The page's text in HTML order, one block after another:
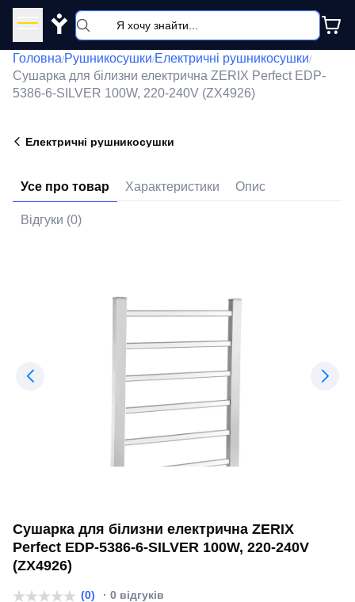
Y
Головна/Рушникосушки/Електричні рушникосушки/
Сушарка для білизни електрична ZERIX Perfect EDP-
5386-6-SILVER 100W, 220-240V (ZX4926)
Електричні рушникосушки
Усе про товар Характеристики Опис
Відгуки (0)
Сушарка для білизни електрична ZERIX
Perfect EDP-5386-6-SILVER 100W, 220-240V
(ZX4926)
(0) · 0 відгуків